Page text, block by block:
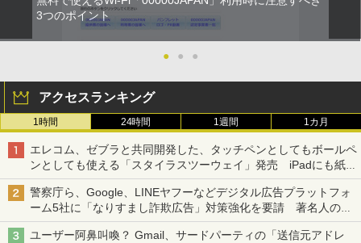
3つのポイント
● ● ●
アクセスランキング
1時間 24時間 1週間 1カ月
エレコム、ゼブラと共同開発した、タッチペンとしてもボールペ
ンとしても使える「スタイラスツーウェイ」発売 iPadにも紙に
も、持ち替えずに書き込める
警察庁ら、Google、LINEヤフーなどデジタル広告プラットフォ
ーム5社に「なりすまし詐欺広告」対策強化を要請 著名人の写
真や映像を使った投資詐欺などへの対策として
ユーザー阿鼻叫喚？ Gmail、サードパーティの「送信元アドレ